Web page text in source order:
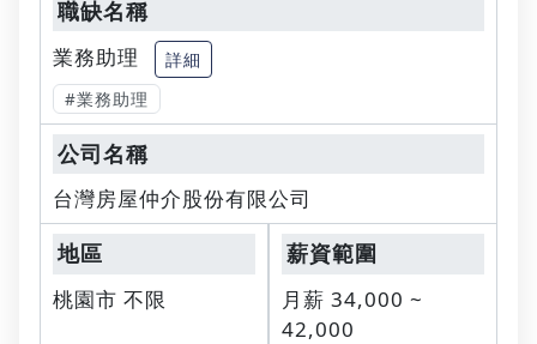
業務助理
詳細
#業務助理
台灣房屋仲介股份有限公司
桃園市 不限
月薪 34,000 ~
42,000